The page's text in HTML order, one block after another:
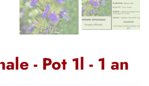
- Pot 1l - 1 an